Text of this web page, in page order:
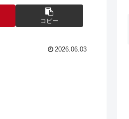
コピー
2026.06.03